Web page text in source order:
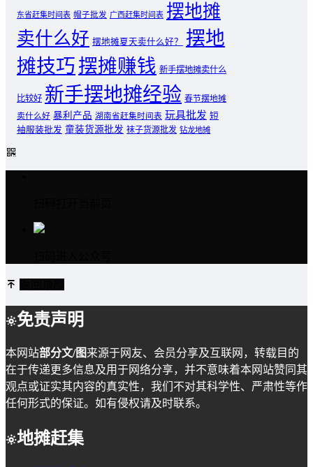
东省赶集时间表 帽子批发 广西赶集时间表 摆地摊
卖什么好 摆地摊夏天卖什么好？
摆地
摊技巧摆摊赚钱 新手摆地摊卖什么
比较好 新手摆地摊经验 春节摆地摊
卖什么好 暴利产品 湖南省赶集时间表 玩具批发 短
袖服装批发 童装货源批发 袜子货源批发 钻龙地摊
免责声明
本网站部分文/图来源于网友、会员分享及互联网，转载目的
在于传递更多信息及用于网络分享，并不意味着本网站赞同其
观点或证实其内容的真实性，我们不对其科学性、严肃性等作
任何形式的保证。如有侵权请及时联系。
地摊赶集